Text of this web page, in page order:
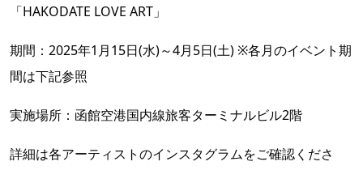
「HAKODATE LOVE ART」
期間：2025年1月15日(水)～4月5日(土) ※各月のイベント期
間は下記参照
実施場所：函館空港国内線旅客ターミナルビル2階
詳細は各アーティストのインスタグラムをご確認くださ